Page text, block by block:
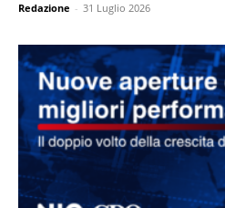
Redazione - 31 Luglio 2026